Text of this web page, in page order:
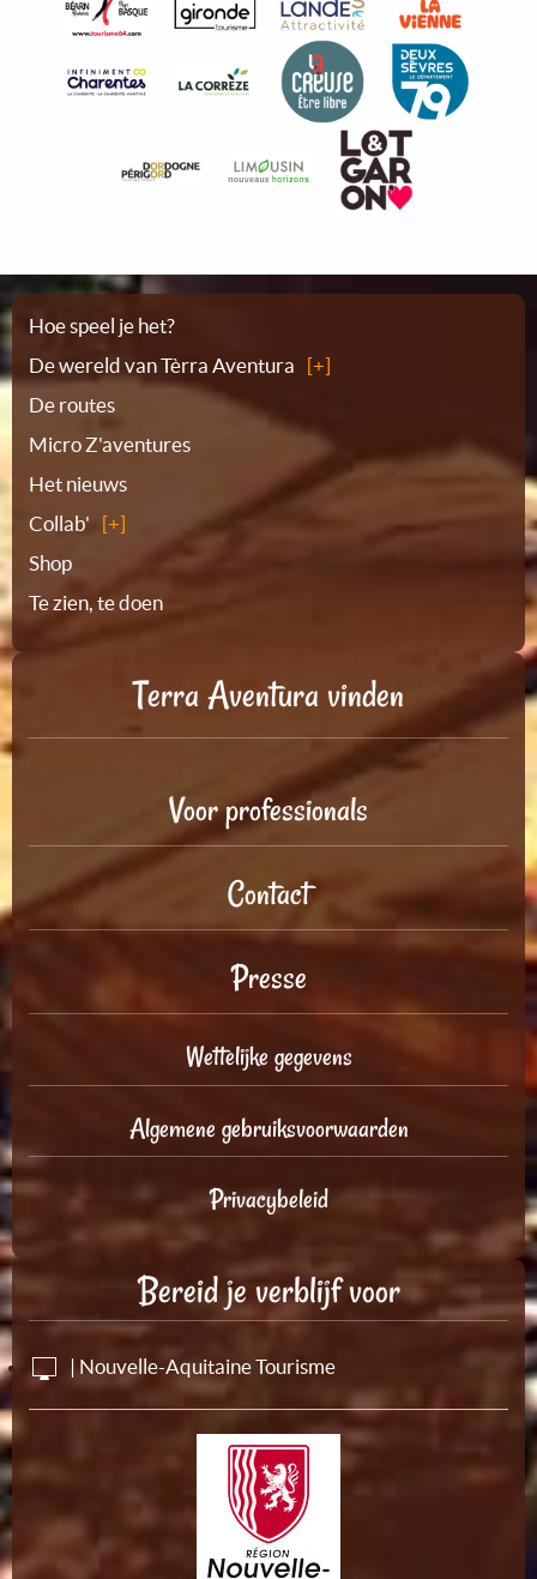
Plattegrond
Hoe speel je het?
De wereld van Tèrra Aventura
De routes
Micro Z'aventures
Het nieuws
Collab'
Shop
Te zien, te doen
Terra Aventura vinden
Voor professionals
Contact
Presse
Wettelijke gegevens
Algemene gebruiksvoorwaarden
Privacybeleid
Bereid je verblijf voor
| Nouvelle-Aquitaine Tourisme